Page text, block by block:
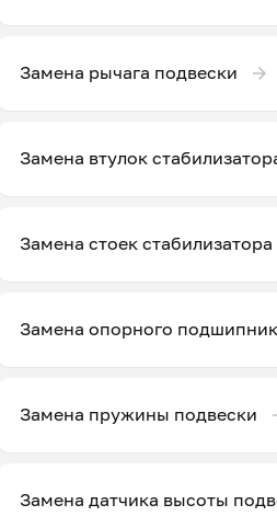
Замена рычага подвески
Замена втулок
Замена стоек стабилизатора
Замена опорного
Замена пружины подвески
Замена датчика высоты